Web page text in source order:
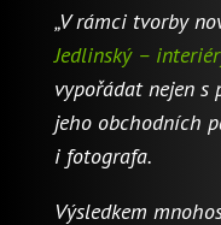
„V rámci tvorby
Jedlinský –
vypořádat nejen s
jeho obchodních
i fotografa.
Výsledkem